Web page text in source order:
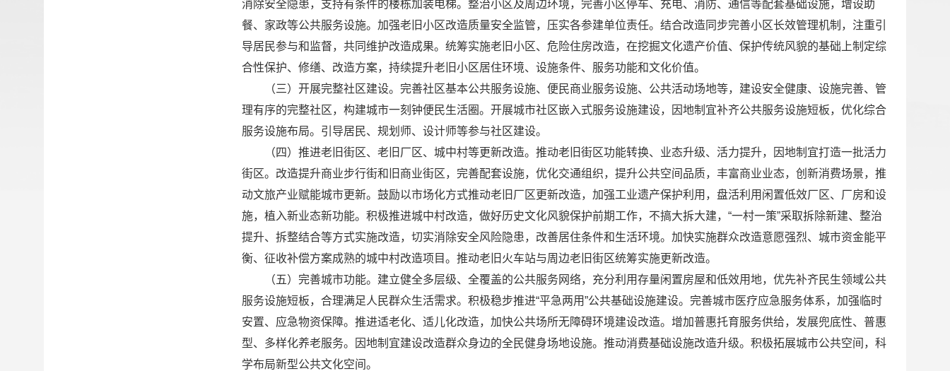
消除安全隐患，支持有条件的楼栋加装电梯。整治小区及周边环境，完善小区停车、充电、消防、通信等配套基础设施，增设助
餐、家政等公共服务设施。加强老旧小区改造质量安全监管，压实各参建单位责任。结合改造同步完善小区长效管理机制，注重引
导居民参与和监督，共同维护改造成果。统筹实施老旧小区、危险住房改造，在挖掘文化遗产价值、保护传统风貌的基础上制定综
合性保护、修缮、改造方案，持续提升老旧小区居住环境、设施条件、服务功能和文化价值。
（三）开展完整社区建设。完善社区基本公共服务设施、便民商业服务设施、公共活动场地等，建设安全健康、设施完善、管
理有序的完整社区，构建城市一刻钟便民生活圈。开展城市社区嵌入式服务设施建设，因地制宜补齐公共服务设施短板，优化综合
服务设施布局。引导居民、规划师、设计师等参与社区建设。
（四）推进老旧街区、老旧厂区、城中村等更新改造。推动老旧街区功能转换、业态升级、活力提升，因地制宜打造一批活力
街区。改造提升商业步行街和旧商业街区，完善配套设施，优化交通组织，提升公共空间品质，丰富商业业态，创新消费场景，推
动文旅产业赋能城市更新。鼓励以市场化方式推动老旧厂区更新改造，加强工业遗产保护利用，盘活利用闲置低效厂区、厂房和设
施，植入新业态新功能。积极推进城中村改造，做好历史文化风貌保护前期工作，不搞大拆大建，“一村一策”采取拆除新建、整治
提升、拆整结合等方式实施改造，切实消除安全风险隐患，改善居住条件和生活环境。加快实施群众改造意愿强烈、城市资金能平
衡、征收补偿方案成熟的城中村改造项目。推动老旧火车站与周边老旧街区统筹实施更新改造。
（五）完善城市功能。建立健全多层级、全覆盖的公共服务网络，充分利用存量闲置房屋和低效用地，优先补齐民生领域公共
服务设施短板，合理满足人民群众生活需求。积极稳步推进“平急两用”公共基础设施建设。完善城市医疗应急服务体系，加强临时
安置、应急物资保障。推进适老化、适儿化改造，加快公共场所无障碍环境建设改造。增加普惠托育服务供给，发展兜底性、普惠
型、多样化养老服务。因地制宜建设改造群众身边的全民健身场地设施。推动消费基础设施改造升级。积极拓展城市公共空间，科
学布局新型公共文化空间。